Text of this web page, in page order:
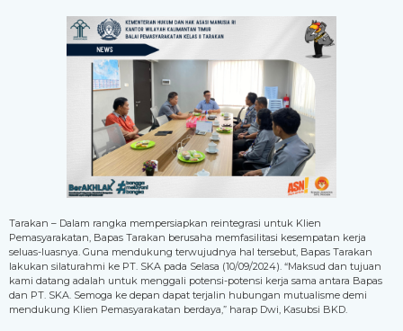
Tarakan – Dalam rangka mempersiapkan reintegrasi untuk Klien
Pemasyarakatan, Bapas Tarakan berusaha memfasilitasi kesempatan kerja
seluas-luasnya. Guna mendukung terwujudnya hal tersebut, Bapas Tarakan
lakukan silaturahmi ke PT. SKA pada Selasa (10/09/2024). “Maksud dan tujuan
kami datang adalah untuk menggali potensi-potensi kerja sama antara Bapas
dan PT. SKA. Semoga ke depan dapat terjalin hubungan mutualisme demi
mendukung Klien Pemasyarakatan berdaya,” harap Dwi, Kasubsi BKD.